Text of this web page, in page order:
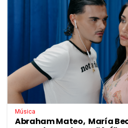
Música
Abraham Mateo, María